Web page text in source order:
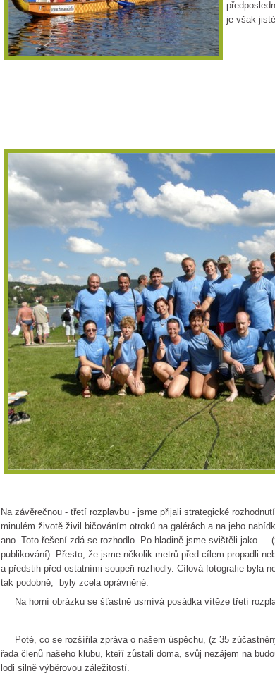
je však
Na závěrečnou - třetí rozplavbu - jsme přijali strategické
minulém životě živil bičováním otroků na galérách a na jeho
ano. Toto řešení zdá se rozhodlo. Po hladině jsme svištěli
publikování). Přesto, že jsme několik metrů před cílem propadli
a předstih před ostatními soupeři rozhodly. Cílová fotografie byla
tak podobně, byly zcela oprávněné.
Na horní obrázku se šťastně usmívá posádka vítěze třetí
Poté, co se rozšířila zpráva o našem úspěchu, (z 35
řada členů našeho klubu, kteří zůstali doma, svůj nezájem na
lodi silně výběrovou záležitostí.